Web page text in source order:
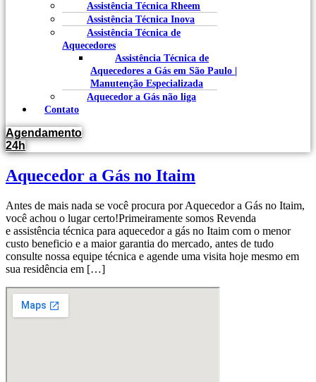
Assistência Técnica Rheem
Assistência Técnica Inova
Assistência Técnica de
Aquecedores
Assistência Técnica de
Aquecedores a Gás em São Paulo |
Manutenção Especializada
Aquecedor a Gás não liga
Contato
Agendamento
24h
Aquecedor a Gás no Itaim
Antes de mais nada se você procura por Aquecedor a Gás no Itaim,
você achou o lugar certo!Primeiramente somos Revenda
e assistência técnica para aquecedor a gás no Itaim com o menor
custo beneficio e a maior garantia do mercado, antes de tudo
consulte nossa equipe técnica e agende uma visita hoje mesmo em
sua residência em […]